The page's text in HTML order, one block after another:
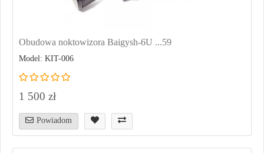
Obudowa noktowizora Baigysh-6U ...59
Model: KIT-006
1 500 zł
Powiadom